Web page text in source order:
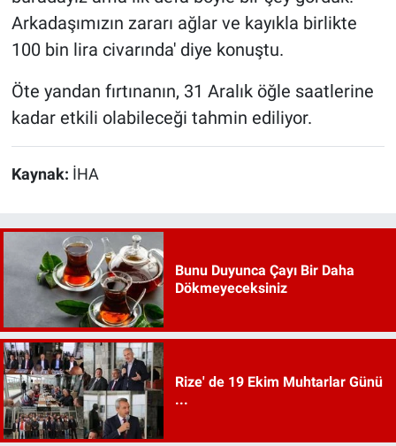
Arkadaşımızın zararı ağlar ve kayıkla birlikte
100 bin lira civarında' diye konuştu.
Öte yandan fırtınanın, 31 Aralık öğle saatlerine
kadar etkili olabileceği tahmin ediliyor.
Kaynak: İHA
Bunu Duyunca Çayı Bir Daha
Dökmeyeceksiniz
Rize' de 19 Ekim Muhtarlar Günü
...